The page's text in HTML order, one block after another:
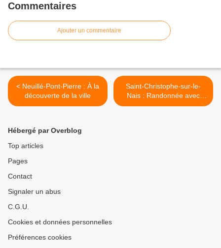
Commentaires
Ajouter un commentaire
< Neuillé-Pont-Pierre : À la
découverte de la ville
Saint-Christophe-sur-le-
Nais : Randonnée avec
l'UCTSPC >
Hébergé par Overblog
Top articles
Pages
Contact
Signaler un abus
C.G.U.
Cookies et données personnelles
Préférences cookies